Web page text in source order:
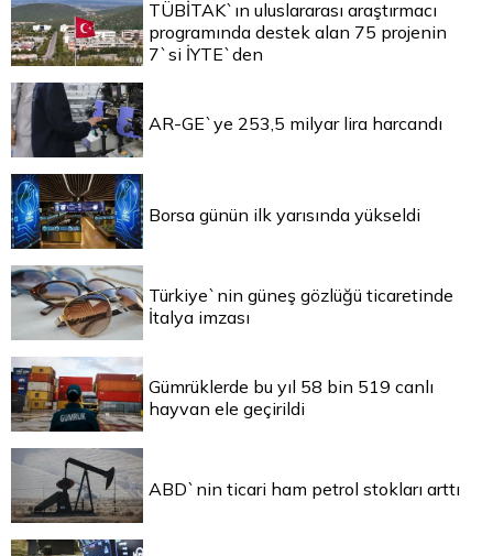
TÜBİTAK`ın uluslararası araştırmacı
programında destek alan 75 projenin
7`si İYTE`den
AR-GE`ye 253,5 milyar lira harcandı
Borsa günün ilk yarısında yükseldi
Türkiye`nin güneş gözlüğü ticaretinde
İtalya imzası
Gümrüklerde bu yıl 58 bin 519 canlı
hayvan ele geçirildi
ABD`nin ticari ham petrol stokları arttı